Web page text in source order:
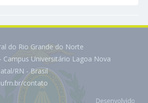
do Rio Grande do Norte
Campus Universitário Lagoa Nova
RN - Brasil
contato